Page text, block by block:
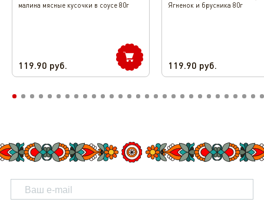
малина мясные кусочки в соусе 80г
119.90 руб.
Ягненок и брусника 80г
119.90 руб.